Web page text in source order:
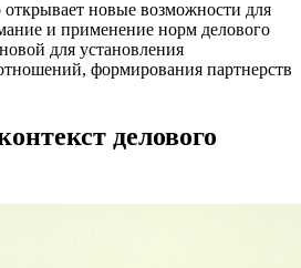
новые возможности для
и применение норм делового
для установления
формирования партнерств
делового